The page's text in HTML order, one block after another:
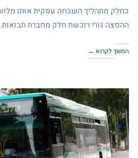
ההפצה גורי רוכשת חלק מחברת תבואות.
המשך לקרוא ←